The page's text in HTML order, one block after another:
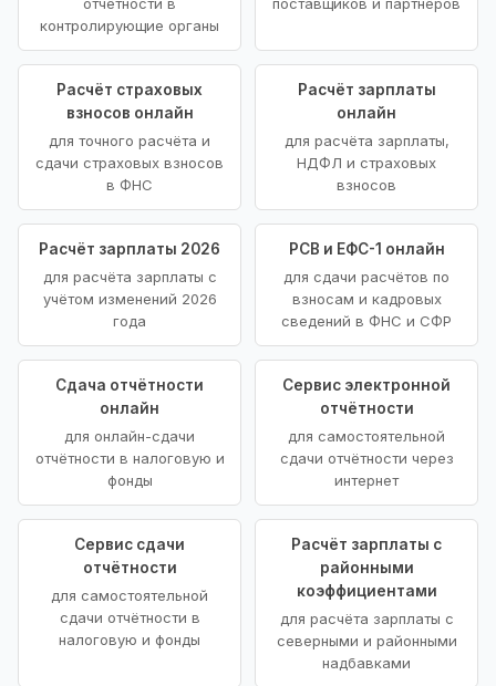
отчётности в
контролирующие органы
поставщиков и партнёров
Расчёт страховых
взносов онлайн
для точного расчёта и
сдачи страховых взносов
в ФНС
Расчёт зарплаты
онлайн
для расчёта зарплаты,
НДФЛ и страховых
взносов
Расчёт зарплаты 2026
для расчёта зарплаты с
учётом изменений 2026
года
РСВ и ЕФС-1 онлайн
для сдачи расчётов по
взносам и кадровых
сведений в ФНС и СФР
Сдача отчётности
онлайн
для онлайн-сдачи
отчётности в налоговую и
фонды
Сервис электронной
отчётности
для самостоятельной
сдачи отчётности через
интернет
Сервис сдачи
отчётности
для самостоятельной
сдачи отчётности в
налоговую и фонды
Расчёт зарплаты с
районными
коэффициентами
для расчёта зарплаты с
северными и районными
надбавками